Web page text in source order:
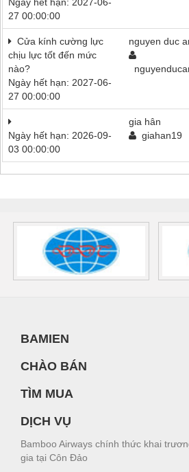
27 00:00:00
Cửa kính cường lực
chịu lực tốt đến mức
nào?
Ngày hết hạn: 2027-06-
27 00:00:00
nguyen duc
Ngày hết hạn: 2026-09-
03 00:00:00
gia hân
giahan19
BAMIEN
CHÀO BÁN
TÌM MUA
DỊCH VỤ
Bamboo Airways chính thức khai
gia tại Côn Đảo